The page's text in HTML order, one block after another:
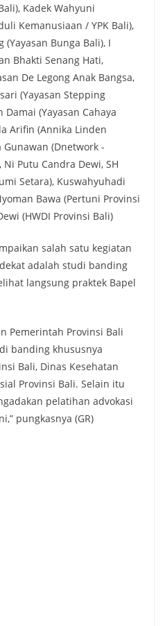
Kadek Wahyuni
Kemanusiaan / YPK Bali),
(Yayasan Bunga Bali), I
Bhakti Senang Hati,
De Legong Anak Bangsa,
(Yayasan Stepping
Damai (Yayasan Cahaya
Arifin (Annika Linden
Gunawan (Dnetwork -
Putu Candra Dewi, SH
Setara), Kuswahyuhadi
Bawa (Pertuni Provinsi
(HWDI Provinsi Bali)
salah satu kegiatan
adalah studi banding
langsung praktek Bapel
Pemerintah Provinsi Bali
banding khususnya
Bali, Dinas Kesehatan
Provinsi Bali. Selain itu
pelatihan advokasi
pungkasnya (GR)